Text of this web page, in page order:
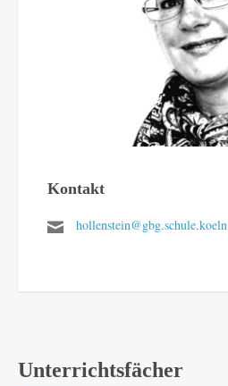
Kontakt
hollenstein@gbg.schule.koeln
Unterrichtsfächer